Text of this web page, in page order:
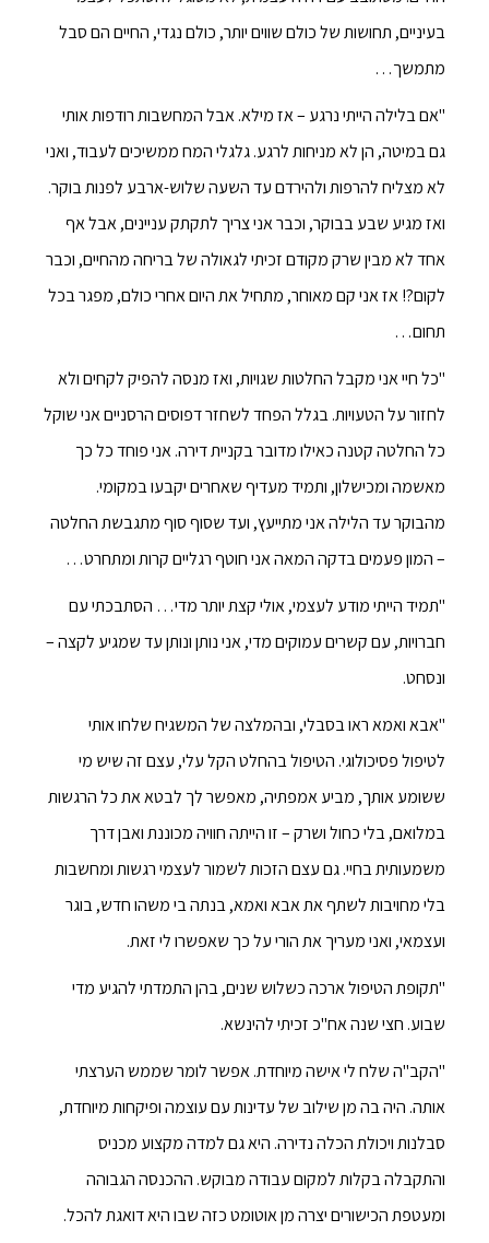
בעיניים, תחושות של כולם שווים יותר, כולם נגדי, החיים הם סבל
מתמשך…
"אם בלילה הייתי נרגע – אז מילא. אבל המחשבות רודפות אותי
גם במיטה, הן לא מניחות לרגע. גלגלי המח ממשיכים לעבוד, ואני
לא מצליח להרפות ולהירדם עד השעה שלוש-ארבע לפנות בוקר.
ואז מגיע שבע בבוקר, וכבר אני צריך לתקתק עניינים, אבל אף
אחד לא מבין שרק מקודם זכיתי לגאולה של בריחה מהחיים, וכבר
לקום?! אז אני קם מאוחר, מתחיל את היום אחרי כולם, מפגר בכל
תחום…
"כל חיי אני מקבל החלטות שגויות, ואז מנסה להפיק לקחים ולא
לחזור על הטעויות. בגלל הפחד לשחזר דפוסים הרסניים אני שוקל
כל החלטה קטנה כאילו מדובר בקניית דירה. אני פוחד כל כך
מאשמה ומכישלון, ותמיד מעדיף שאחרים יקבעו במקומי.
מהבוקר עד הלילה אני מתייעץ, ועד שסוף סוף מתגבשת החלטה
– המון פעמים בדקה המאה אני חוטף רגליים קרות ומתחרט…
"תמיד הייתי מודע לעצמי, אולי קצת יותר מדי… הסתבכתי עם
חברויות, עם קשרים עמוקים מדי, אני נותן ונותן עד שמגיע לקצה –
ונסחט.
"אבא ואמא ראו בסבלי, ובהמלצה של המשגיח שלחו אותי
לטיפול פסיכולוגי. הטיפול בהחלט הקל עלי, עצם זה שיש מי
ששומע אותך, מביע אמפתיה, מאפשר לך לבטא את כל הרגשות
במלואם, בלי כחול ושרק – זו הייתה חוויה מכוננת ואבן דרך
משמעותית בחיי. גם עצם הזכות לשמור לעצמי רגשות ומחשבות
בלי מחויבות לשתף את אבא ואמא, בנתה בי משהו חדש, בוגר
ועצמאי, ואני מעריך את הורי על כך שאפשרו לי זאת.
"תקופת הטיפול ארכה כשלוש שנים, בהן התמדתי להגיע מדי
שבוע. חצי שנה אח"כ זכיתי להינשא.
"הקב"ה שלח לי אישה מיוחדת. אפשר לומר שממש הערצתי
אותה. היה בה מן שילוב של עדינות עם עוצמה ופיקחות מיוחדת,
סבלנות ויכולת הכלה נדירה. היא גם למדה מקצוע מכניס
והתקבלה בקלות למקום עבודה מבוקש. ההכנסה הגבוהה
ומעטפת הכישורים יצרה מן אוטומט כזה שבו היא דואגת להכל.